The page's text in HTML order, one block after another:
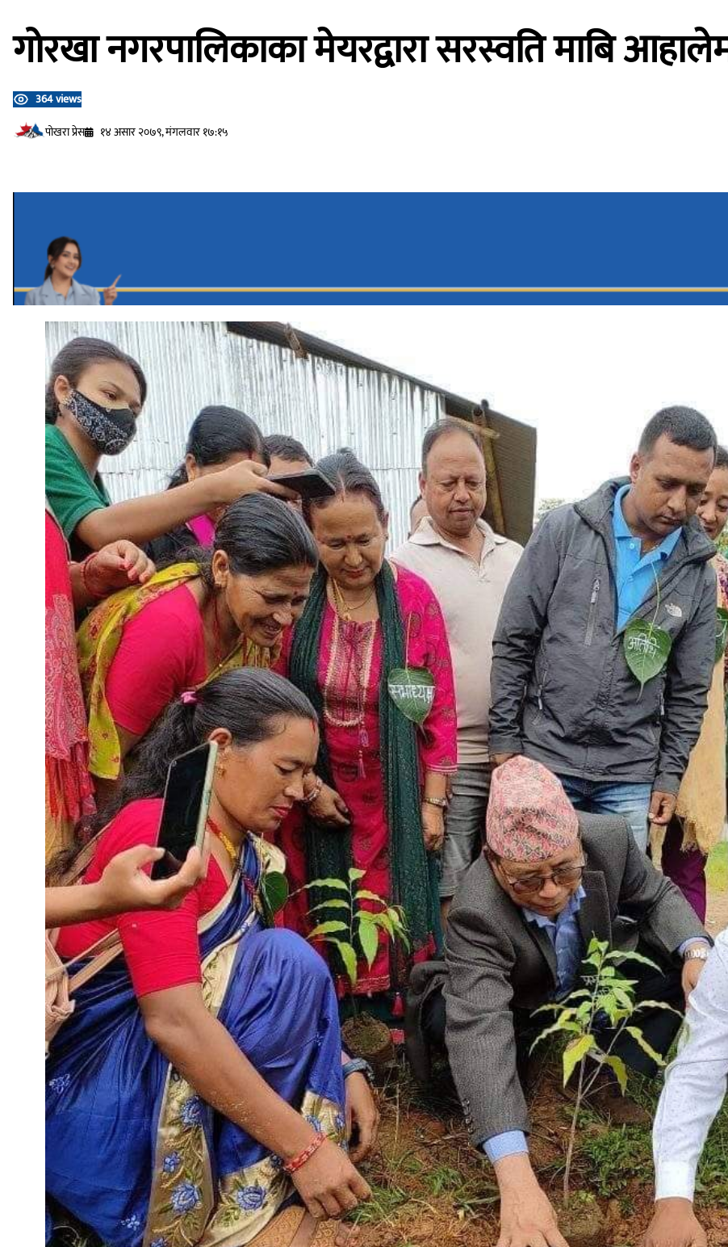
गोरखा नगरपालिकाका मेयरद्वारा सरस्वति माबि
364 views
प‍ोखरा प्रेस
१४ असार २०७९, मंगलवार १७:१५